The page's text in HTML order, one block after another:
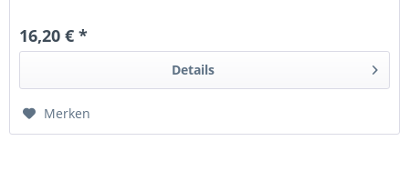
16,20 € *
Details
Merken